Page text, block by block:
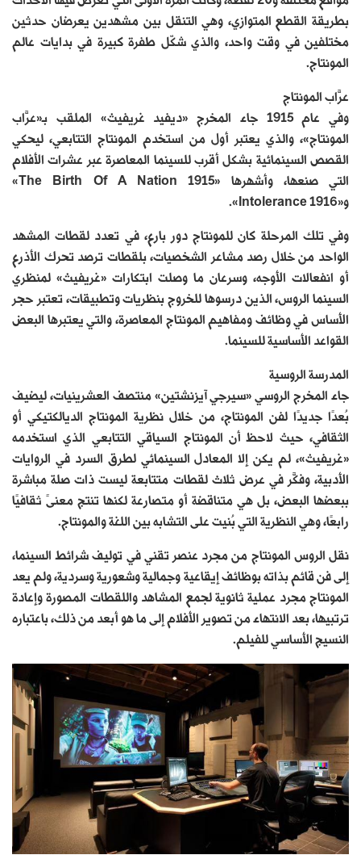
بطريقة القطع المتوازي، وهي التنقل بين مشهدين يعرضان حدثين
مختلفين في وقت واحد، والذي شكّل طفرة كبيرة في بدايات عالم
المونتاج.
عرَّاب المونتاج
وفي عام 1915 جاء المخرج «ديفيد غريفيث» الملقب بـ«عرَّاب
المونتاج»، والذي يعتبر أول من استخدم المونتاج التتابعي، ليحكي
القصص السينمائية بشكل أقرب للسينما المعاصرة عبر عشرات الأفلام
التي صنعها، وأشهرها «The Birth Of A Nation 1915»
و«Intolerance 1916».
وفي تلك المرحلة كان للمونتاج دور بارع، في تعدد لقطات المشهد
الواحد من خلال رصد مشاعر الشخصيات، بلقطات ترصد تحرك الأذرع
أو انفعالات الأوجه، وسرعان ما وصلت ابتكارات «غريفيث» لمنظري
السينما الروس، الذين درسوها للخروج بنظريات وتطبيقات، تعتبر حجر
الأساس في وظائف ومفاهيم المونتاج المعاصرة، والتي يعتبرها البعض
القواعد الأساسية للسينما.
المدرسة الروسية
جاء المخرج الروسي «سيرجي آيزنشتين» منتصف العشرينيات، ليضيف
بُعدًا جديدًا لفن المونتاج، من خلال نظرية المونتاج الديالكتيكي أو
الثقافي، حيث لاحظ أن المونتاج السياقي التتابعي الذي استخدمه
«غريفيث»، لم يكن إلا المعادل السينمائي لطرق السرد في الروايات
الأدبية، وفكَّر في عرض ثلاث لقطات متتابعة ليست ذات صلة مباشرة
ببعضها البعض، بل هي متناقضة أو متصارعة لكنها تنتج معنىً ثقافيًا
رابعًا، وهي النظرية التي بُنيت على التشابه بين اللغة والمونتاج.
نقل الروس المونتاج من مجرد عنصر تقني في توليف شرائط السينما،
إلى فن قائم بذاته بوظائف إيقاعية وجمالية وشعورية وسردية، ولم يعد
المونتاج مجرد عملية ثانوية لجمع المشاهد واللقطات المصورة وإعادة
ترتبيها، بعد الانتهاء من تصوير الأفلام إلى ما هو أبعد من ذلك، باعتباره
النسيج الأساسي للفيلم.